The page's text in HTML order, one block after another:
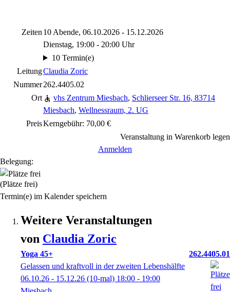
Zeiten 10 Abende, 06.10.2026 - 15.12.2026
Dienstag, 19:00 - 20:00 Uhr
10 Termin(e)
LeitungClaudia Zoric
Nummer262.4405.02
Ort
vhs Zentrum Miesbach, Schlierseer Str. 16, 83714
Miesbach, Wellnessraum, 2. UG
PreisKerngebühr: 70,00 €
Veranstaltung in Warenkorb legen
Anmelden
Belegung:
(Plätze frei)
Termin(e) im Kalender speichern
Weitere Veranstaltungen
von Claudia Zoric
Yoga 45+
262.4405.01
Gelassen und kraftvoll in der zweiten Lebenshälfte
06.10.26 - 15.12.26 (10-mal) 18:00 - 19:00